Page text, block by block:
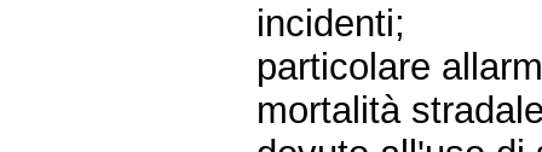
incidenti;
particolare
mortalità